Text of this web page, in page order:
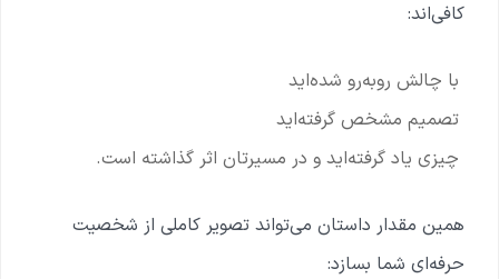
کافی‌اند:
با چالش روبه‌رو شده‌اید
تصمیم مشخص گرفته‌اید
چیزی یاد گرفته‌اید و در مسیرتان اثر گذاشته است.
همین مقدار داستان می‌تواند تصویر کاملی از شخصیت
حرفه‌ای شما بسازد: